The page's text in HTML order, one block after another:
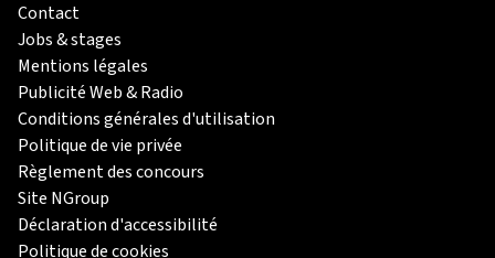
Contact
Jobs & stages
Mentions légales
Publicité Web & Radio
Conditions générales d'utilisation
Politique de vie privée
Règlement des concours
Site NGroup
Déclaration d'accessibilité
Politique de cookies